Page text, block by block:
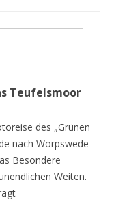
Teufelsmoor
des „Grünen
nach Worpswede
Besondere
Weiten.